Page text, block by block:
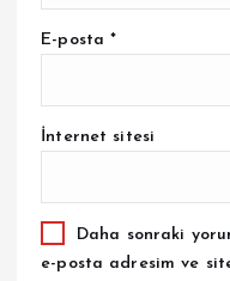
E-posta*
İnternet sitesi
Daha sonraki
e-posta adresim ve